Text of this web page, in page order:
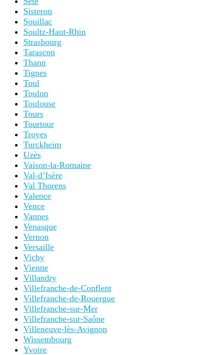
Sisteron
Souillac
Soultz-Haut-Rhin
Strasbourg
Tarascon
Thann
Tignes
Toul
Toulon
Toulouse
Tours
Tourtour
Troyes
Turckheim
Uzès
Vaison-la-Romaine
Val-d’Isère
Val Thorens
Valence
Vence
Vannes
Venasque
Vernon
Versaille
Vichy
Vienne
Villandry
Villefranche-de-Conflent
Villefranche-de-Rouergue
Villefranche-sur-Mer
Villefranche-sur-Saône
Villeneuve-lès-Avignon
Wissembourg
Yvoire